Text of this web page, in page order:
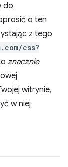
do
o ten
z tego
css?
znacznie
witrynie,
w niej